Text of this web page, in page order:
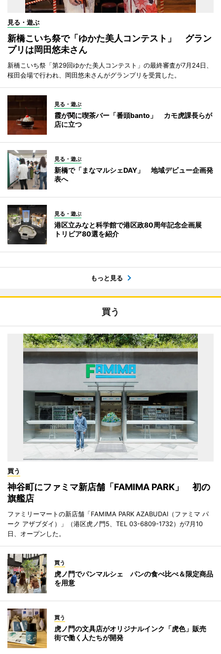
見る・遊ぶ
新橋こいち祭で「ゆかた美人コンテスト」 グラン
プリは岡田悠未さん
新橋こいち祭「第29回ゆかた美人コンテスト」の最終審査が7月24日、
桜田会場で行われ、岡田悠未さんがグランプリを受賞した。
見る・遊ぶ
霞が関に喫茶バー「番頭banto」 カモ虎課長らが
店に立つ
見る・遊ぶ
新橋で「まなマルシェDAY」 地域デビュー企画発
表へ
見る・遊ぶ
港区立みなと科学館で港区政80周年記念企画展
トリビア80選を紹介
もっと見る
買う
買う
神谷町にファミマ新店舗「FAMIMA PARK」 初の
旗艦店
ファミリーマートの新店舗「FAMIMA PARK AZABUDAI（ファミマ パ
ーク アザブダイ）」（港区虎ノ門5、TEL 03-6809-1732）が7月10
日、オープンした。
買う
虎ノ門でパンマルシェ パンの食べ比べ＆限定商品
を用意
買う
虎ノ門の文具店がオリジナルインク「虎色」販売
街で働く人たちが開発